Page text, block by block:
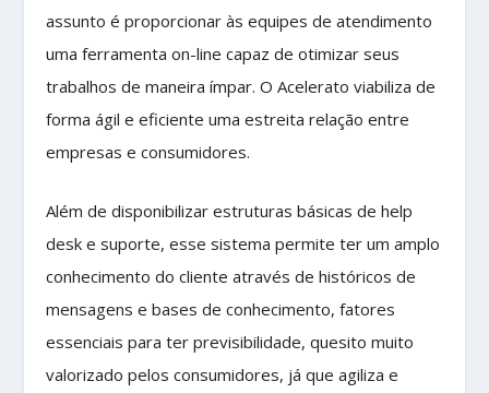
assunto é proporcionar às equipes de atendimento
uma ferramenta on-line capaz de otimizar seus
trabalhos de maneira ímpar. O Acelerato viabiliza de
forma ágil e eficiente uma estreita relação entre
empresas e consumidores.
Além de disponibilizar estruturas básicas de help
desk e suporte, esse sistema permite ter um amplo
conhecimento do cliente através de históricos de
mensagens e bases de conhecimento, fatores
essenciais para ter previsibilidade, quesito muito
valorizado pelos consumidores, já que agiliza e